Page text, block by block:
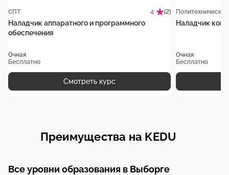
СПТ 4 (2)
Наладчик аппаратного и программного
обеспечения
Очная
Бесплатно
Смотреть курс
Наладчик
Очная
Бесплатно
Преимущества на KEDU
Все уровни образования в Выборге